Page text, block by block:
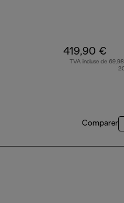
419,90 €
TVA incluse de
Comparer